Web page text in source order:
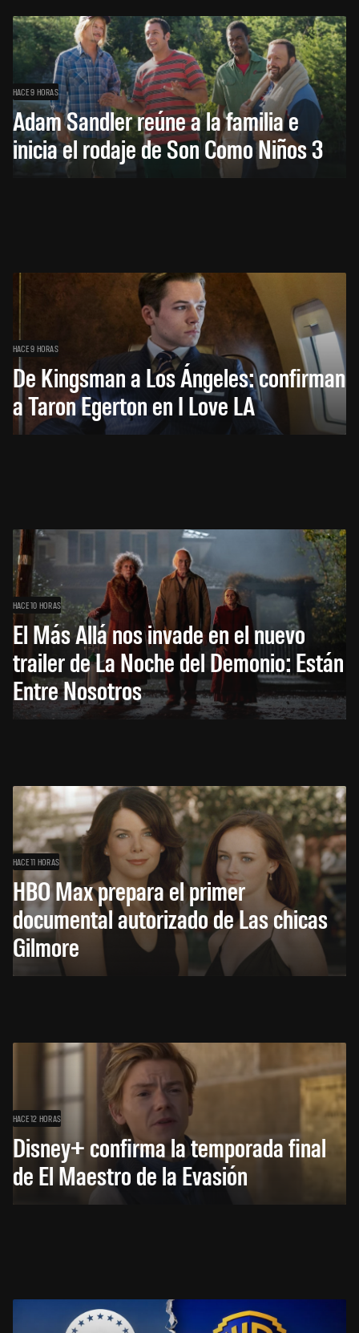
HACE 9 HORAS
Adam Sandler reúne a la familia e
inicia el rodaje de Son Como Niños 3
HACE 9 HORAS
De Kingsman a Los Ángeles: confirman
a Taron Egerton en I Love LA
HACE 10 HORAS
El Más Allá nos invade en el nuevo
trailer de La Noche del Demonio: Están
Entre Nosotros
HACE 11 HORAS
HBO Max prepara el primer
documental autorizado de Las chicas
Gilmore
HACE 12 HORAS
Disney+ confirma la temporada final
de El Maestro de la Evasión